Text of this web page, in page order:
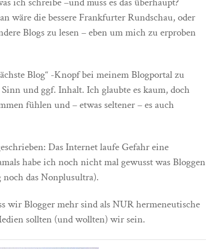
wäre die bessere Frankfurter Rundschau, oder
Blogs zu lesen – eben um mich zu erproben
Blog“ -Knopf bei meinem Blogportal zu
und ggf. Inhalt. Ich glaubte es kaum, doch
fühlen und – etwas seltener – es auch
Das Internet laufe Gefahr eine
habe ich noch nicht mal gewusst was Bloggen
das Nonplusultra).
wir Blogger mehr sind als NUR hermeneutische
sollten (und wollten) wir sein.